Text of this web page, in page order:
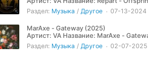
Продолжительность:...
07-13-2024
Раздел: Музыка / Другое
MarAxe - Gateway (2025)
Артист: VA Название: MarAxe - Gateway (2025) Жанр: Techno Год: 2025 Количество треков: 4
Продолжительность: 23:16...02-07-2025
Раздел: Музыка / Другое